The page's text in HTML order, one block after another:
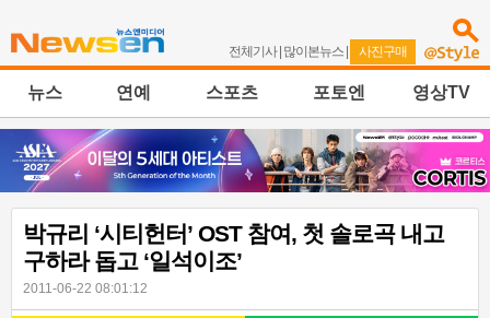
전체기사| 많이본뉴스 | 사진구매
뉴스 연예 스포츠 포토엔 영상TV
박규리 ‘시티헌터’ OST 참여, 첫 솔로곡 내고
구하라 돕고 ‘일석이조’
2011-06-22 08:01:12